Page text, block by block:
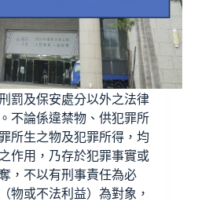
罰及保安處分以外之法律
不論係違禁物、供犯罪所
所生之物及犯罪所得，均
作用，乃存於犯罪事實或
，不以有刑事責任為必
物或不法利益）為對象，